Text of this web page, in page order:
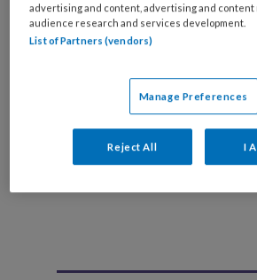
werken met kunst kan mensen
onderzoek naar het project De
kunst door sociale en culturele
gericht op een inclusieve relatie
en jongeren in de stad Utrecht.
voor het sociaal werk en de
advertising and content, advertising and content
audience research and services development.
List of Partners (vendors)
Manage Preferences
Reject All I